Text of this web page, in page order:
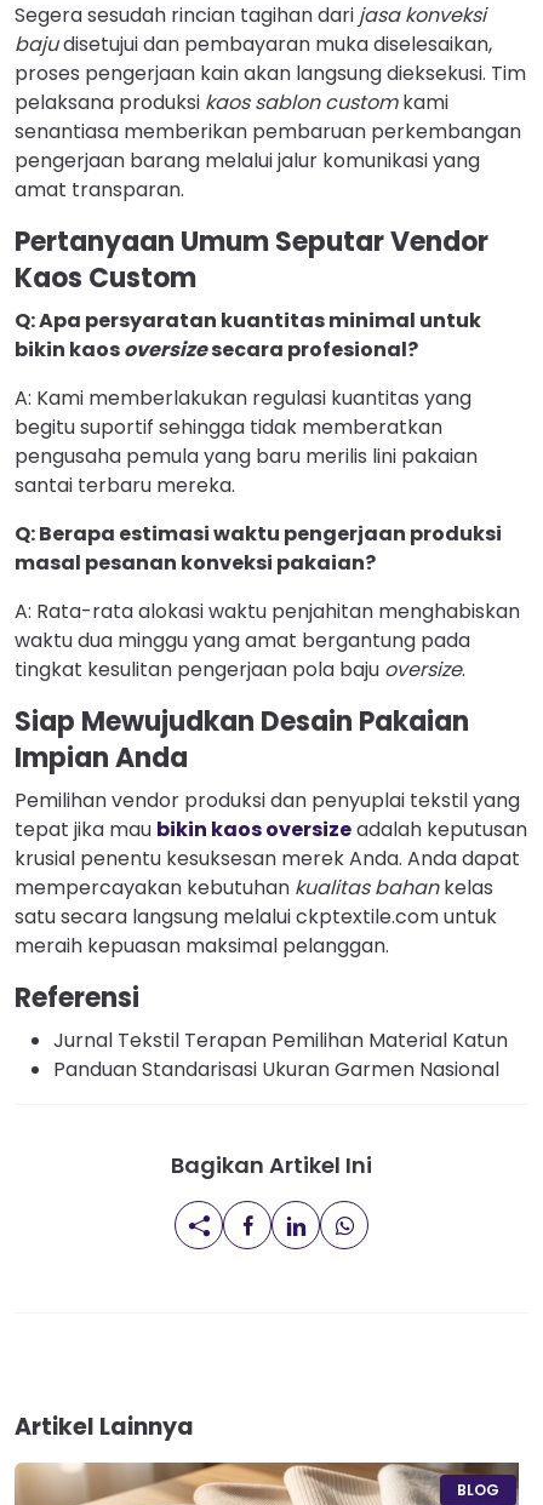
Segera sesudah rincian tagihan dari jasa konveksi
bajudisetujui dan pembayaran muka diselesaikan,
proses pengerjaan kain akan langsung dieksekusi. Tim
pelaksana produksi kaos sablon customkami
senantiasa memberikan pembaruan perkembangan
pengerjaan barang melalui jalur komunikasi yang
amat transparan.
Pertanyaan Umum Seputar Vendor
Kaos Custom
Q: Apa persyaratan kuantitas minimal untuk
bikin kaosoversizesecara profesional?
A: Kami memberlakukan regulasi kuantitas yang
begitu suportif sehingga tidak memberatkan
pengusaha pemula yang baru merilis lini pakaian
santai terbaru mereka.
Q: Berapa estimasi waktu pengerjaan produksi
masal pesanan konveksi pakaian?
A: Rata-rata alokasi waktu penjahitan menghabiskan
waktu dua minggu yang amat bergantung pada
tingkat kesulitan pengerjaan pola baju oversize.
Siap Mewujudkan Desain Pakaian
Impian Anda
Pemilihan vendor produksi dan penyuplai tekstil yang
tepat jika mau bikin kaos oversizeadalah keputusan
krusial penentu kesuksesan merek Anda. Anda dapat
mempercayakan kebutuhan kualitas bahankelas
satu secara langsung melalui ckptextile.com untuk
meraih kepuasan maksimal pelanggan.
Referensi
Jurnal Tekstil Terapan Pemilihan Material Katun
Panduan Standarisasi Ukuran Garmen Nasional
Bagikan Artikel Ini
Artikel Lainnya
BLOG